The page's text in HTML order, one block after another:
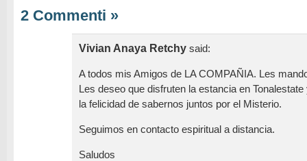
2 Commenti »
Vivian Anaya Retchy said:
A todos mis Amigos de LA COMPAÑIA. Les
Les deseo que disfruten la estancia en
la felicidad de sabernos juntos por el Misterio.
Seguimos en contacto espiritual a distancia.
Saludos